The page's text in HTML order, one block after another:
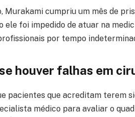
Murakami cumpriu um mês de
ele foi impedido de atuar na
por tempo
houver falhas em
pacientes que acreditam terem
médico para avaliar o